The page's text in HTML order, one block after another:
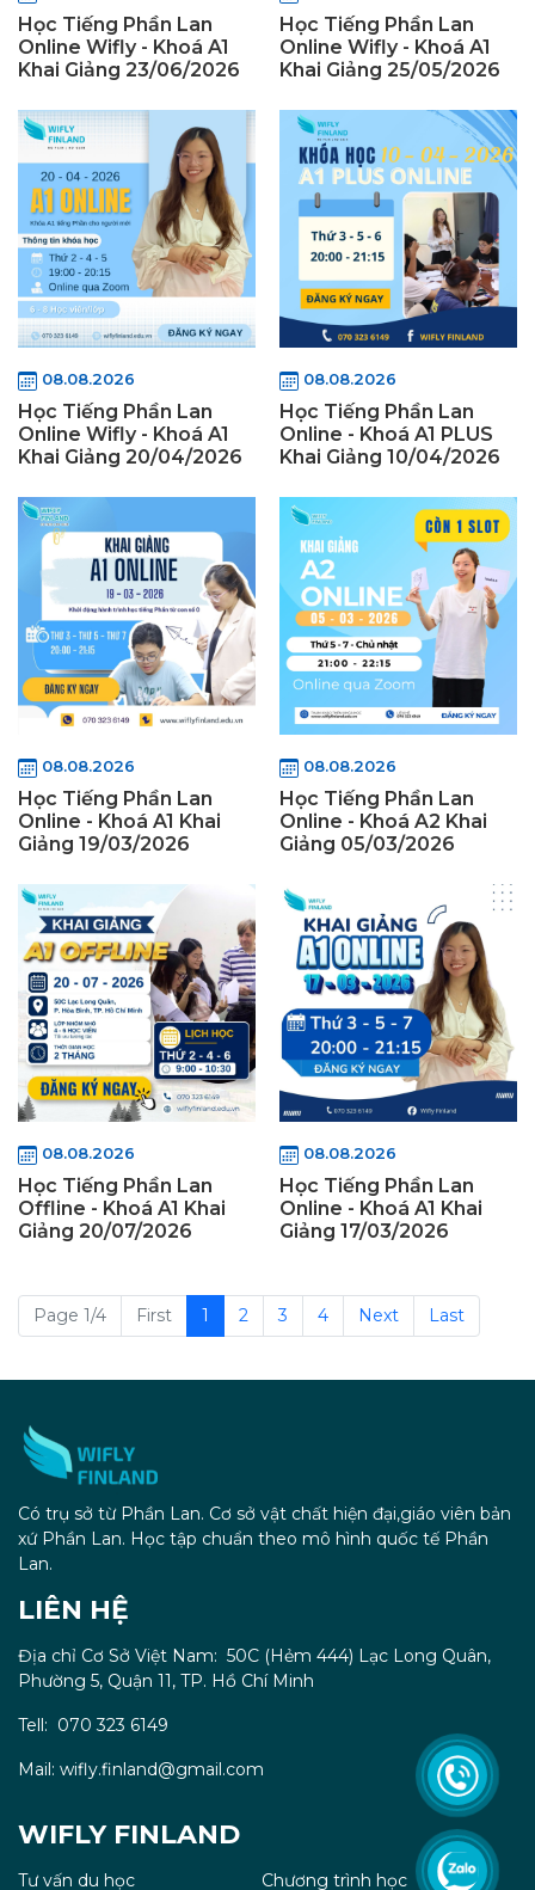
Học Tiếng Phần Lan
Online Wifly - Khoá A1
Khai Giảng 23/06/2026
Học Tiếng Phần Lan
Online Wifly - Khoá A1
Khai Giảng 25/05/2026
08.08.2026
Học Tiếng Phần Lan
Online Wifly - Khoá A1
Khai Giảng 20/04/2026
08.08.2026
Học Tiếng Phần Lan
Online - Khoá A1 PLUS
Khai Giảng 10/04/2026
08.08.2026
Học Tiếng Phần Lan
Online - Khoá A1 Khai
Giảng 19/03/2026
08.08.2026
Học Tiếng Phần Lan
Online - Khoá A2 Khai
Giảng 05/03/2026
08.08.2026
Học Tiếng Phần Lan
Offline - Khoá A1 Khai
Giảng 20/07/2026
08.08.2026
Học Tiếng Phần Lan
Online - Khoá A1 Khai
Giảng 17/03/2026
Page 1/4 First 1 2 3 4 Next Last
Có trụ sở từ Phần Lan. Cơ sở vật chất hiện đại,giáo viên bản
xứ Phần Lan. Học tập chuẩn theo mô hình quốc tế Phần
Lan.
LIÊN HỆ
Địa chỉ Cơ Sở Việt Nam: 50C (Hẻm 444) Lạc Long Quân,
Phường 5, Quận 11, TP. Hồ Chí Minh
Tell: 070 323 6149
Mail: wifly.finland@gmail.com
WIFLY FINLAND
Tư vấn du học Chương trình học